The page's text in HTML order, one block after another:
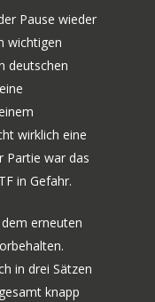
Pause wieder
wichtigen
deutschen
wirklich eine
Partie war das
in Gefahr.
erneuten
in drei Sätzen
knapp
MAG